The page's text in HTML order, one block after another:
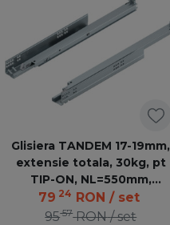
Glisiera TANDEM 17-19mm,
extensie totala, 30kg, pt
TIP-ON, NL=550mm,
560F5500C V6
79 24 RON / set
9557 RON / set